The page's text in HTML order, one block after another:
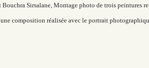
Bouchra Sirsalane, Montage photo de trois peintures
composition réalisée avec le portrait